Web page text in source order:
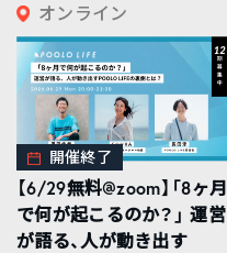
オンライン
開催終了
【6/29無料@zoom】「8ヶ月
で何が起こるのか？」 運営
が語る、人が動き出す